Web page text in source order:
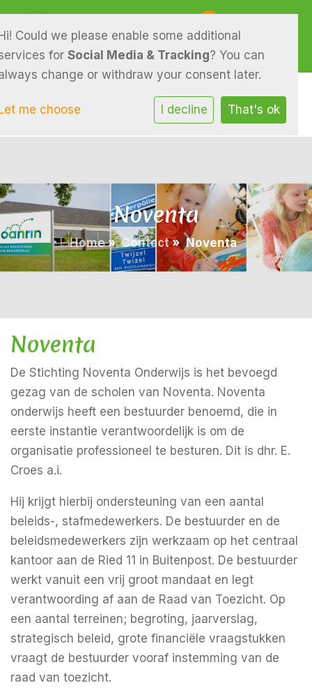
E-mailadres
Noventa
Home» Contact» Noventa
Noventa
De Stichting Noventa Onderwijs is het bevoegd
gezag van de scholen van Noventa. Noventa
onderwijs heeft een bestuurder benoemd, die in
eerste instantie verantwoordelijk is om de
organisatie professioneel te besturen. Dit is dhr. E.
Croes a.i.
Hij krijgt hierbij ondersteuning van een aantal
beleids-, stafmedewerkers. De bestuurder en de
beleidsmedewerkers zijn werkzaam op het centraal
kantoor aan de Ried 11 in Buitenpost. De bestuurder
werkt vanuit een vrij groot mandaat en legt
verantwoording af aan de Raad van Toezicht. Op
een aantal terreinen; begroting, jaarverslag,
strategisch beleid, grote financiële vraagstukken
vraagt de bestuurder vooraf instemming van de
raad van toezicht.
Could we please enable some additional
for Social Media & Tracking? You can
change or withdraw your consent later.
me choose I decline That's ok